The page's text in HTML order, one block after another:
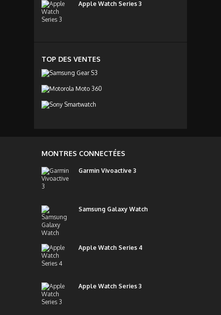
Apple Watch Series 3
TOP DES VENTES
MONTRES CONNECTÉES
Garmin Vivoactive 3
Samsung Galaxy Watch
Apple Watch Series 4
Apple Watch Series 3